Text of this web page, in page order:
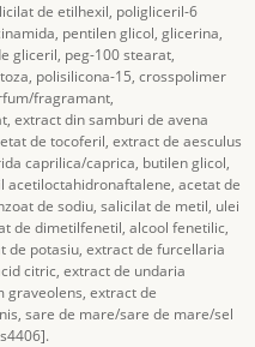
de etilhexil, poligliceril-6
pentilen glicol, glicerina,
gliceril, peg-100 stearat,
polisilicona-15, crosspolimer
fragramant,
extract din samburi de avena
de tocoferil, extract de aesculus
caprilica/caprica, butilen glicol,
acetiloctahidronaftalene, acetat de
de sodiu, salicilat de metil, ulei
de dimetilfenetil, alcool fenetilic,
potasiu, extract de furcellaria
citric, extract de undaria
graveolens, extract de
sare de mare/sare de mare/sel